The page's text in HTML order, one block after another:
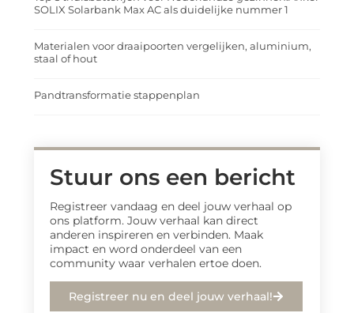
SOLIX Solarbank Max AC als duidelijke nummer 1
Materialen voor draaipoorten vergelijken, aluminium,
staal of hout
Pandtransformatie stappenplan
Stuur ons een bericht
Registreer vandaag en deel jouw verhaal op
ons platform. Jouw verhaal kan direct
anderen inspireren en verbinden. Maak
impact en word onderdeel van een
community waar verhalen ertoe doen.
Registreer nu en deel jouw verhaal!